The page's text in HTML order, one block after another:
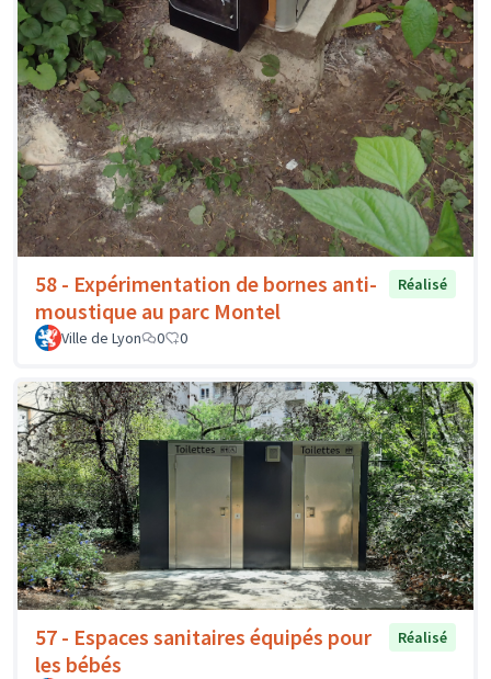
58 - Expérimentation de bornes anti-
moustique au parc Montel
Réalisé
Ville de Lyon 0 0
57 - Espaces sanitaires équipés pour
les bébés
Réalisé